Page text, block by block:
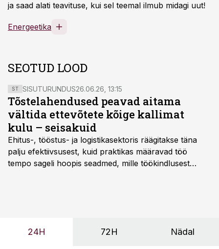
ja saad alati teavituse, kui sel teemal ilmub midagi uut!
Energeetika
SEOTUD LOOD
ST SISUTURUNDUS26.06.26, 13:15
Tõstelahendused peavad aitama
vältida ettevõtete kõige kallimat
kulu – seisakuid
Ehitus-, tööstus- ja logistikasektoris räägitakse täna
palju efektiivsusest, kuid praktikas määravad töö
tempo sageli hoopis seadmed, mille töökindlusest
24H 72H Nädal